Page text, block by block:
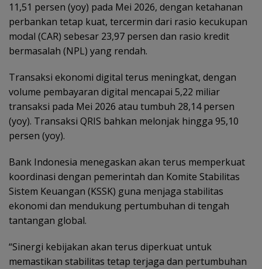
11,51 persen (yoy) pada Mei 2026, dengan ketahanan
perbankan tetap kuat, tercermin dari rasio kecukupan
modal (CAR) sebesar 23,97 persen dan rasio kredit
bermasalah (NPL) yang rendah.
Transaksi ekonomi digital terus meningkat, dengan
volume pembayaran digital mencapai 5,22 miliar
transaksi pada Mei 2026 atau tumbuh 28,14 persen
(yoy). Transaksi QRIS bahkan melonjak hingga 95,10
persen (yoy).
Bank Indonesia menegaskan akan terus memperkuat
koordinasi dengan pemerintah dan Komite Stabilitas
Sistem Keuangan (KSSK) guna menjaga stabilitas
ekonomi dan mendukung pertumbuhan di tengah
tantangan global.
“Sinergi kebijakan akan terus diperkuat untuk
memastikan stabilitas tetap terjaga dan pertumbuhan